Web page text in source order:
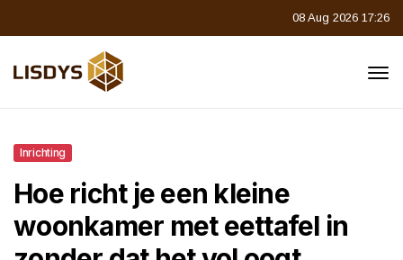
08 Aug 2026 17:26
Inrichting
Hoe richt je een kleine
woonkamer met eettafel in